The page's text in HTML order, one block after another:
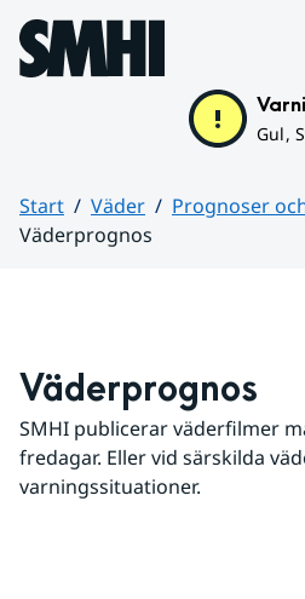
Hoppa till sidans innehåll
Gul,
Start Väder
Prognoser
Väderprognos
Väderprognos
SMHI publicerar väderfilmer
fredagar. Eller vid särskilda
varningssituationer.